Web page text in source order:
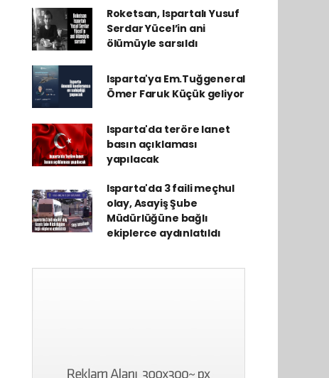
Roketsan, Ispartalı Yusuf
Serdar Yücel’in ani
ölümüyle sarsıldı
Isparta'ya Em.Tuğgeneral
Ömer Faruk Küçük geliyor
Isparta'da teröre lanet
basın açıklaması
yapılacak
Isparta'da 3 faili meçhul
olay, Asayiş Şube
Müdürlüğüne bağlı
ekiplerce aydınlatıldı